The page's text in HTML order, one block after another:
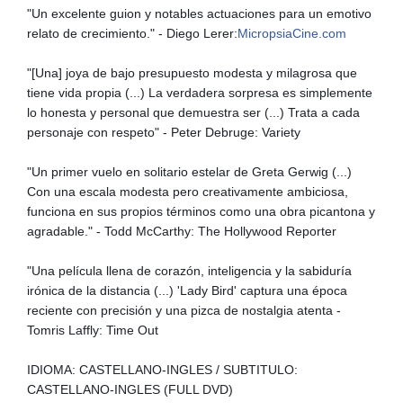
"Un excelente guion y notables actuaciones para un emotivo
relato de crecimiento." - Diego Lerer:MicropsiaCine.com
"[Una] joya de bajo presupuesto modesta y milagrosa que
tiene vida propia (...) La verdadera sorpresa es simplemente
lo honesta y personal que demuestra ser (...) Trata a cada
personaje con respeto" - Peter Debruge: Variety
"Un primer vuelo en solitario estelar de Greta Gerwig (...)
Con una escala modesta pero creativamente ambiciosa,
funciona en sus propios términos como una obra picantona y
agradable." - Todd McCarthy: The Hollywood Reporter
"Una película llena de corazón, inteligencia y la sabiduría
irónica de la distancia (...) 'Lady Bird' captura una época
reciente con precisión y una pizca de nostalgia atenta -
Tomris Laffly: Time Out
IDIOMA: CASTELLANO-INGLES / SUBTITULO:
CASTELLANO-INGLES (FULL DVD)